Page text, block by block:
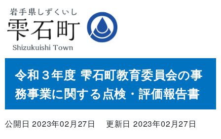
令和３年度 雫石町教育委員会の事
務事業に関する点検・評価報告書
公開日 2023年02月27日
更新日 2023年02月27日